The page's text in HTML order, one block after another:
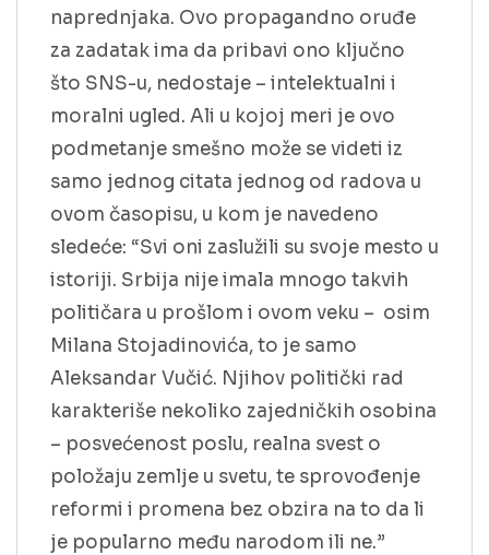
naprednjaka. Ovo propagandno oruđe
za zadatak ima da pribavi ono ključno
što SNS-u, nedostaje – intelektualni i
moralni ugled. Ali u kojoj meri je ovo
podmetanje smešno može se videti iz
samo jednog citata jednog od radova u
ovom časopisu, u kom je navedeno
sledeće: “Svi oni zaslužili su svoje mesto u
istoriji. Srbija nije imala mnogo takvih
političara u prošlom i ovom veku – osim
Milana Stojadinovića, to je samo
Aleksandar Vučić. Njihov politički rad
karakteriše nekoliko zajedničkih osobina
– posvećenost poslu, realna svest o
položaju zemlje u svetu, te sprovođenje
reformi i promena bez obzira na to da li
je popularno među narodom ili ne.”